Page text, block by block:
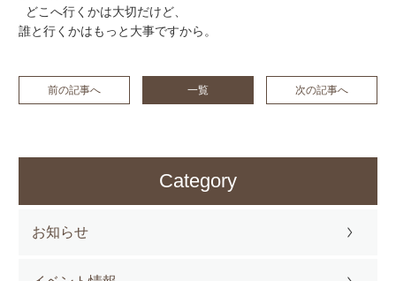
どこへ行くかは大切だけど、
誰と行くかはもっと大事ですから。
前の記事へ 一覧 次の記事へ
Category
お知らせ